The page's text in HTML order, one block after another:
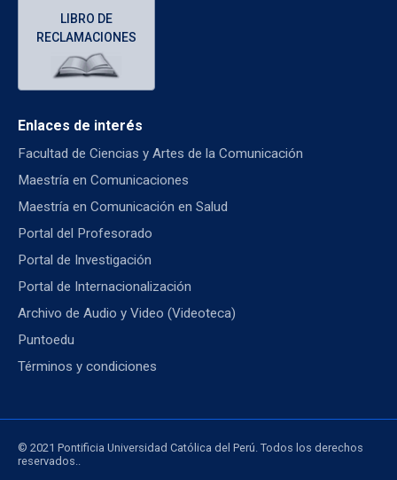
LIBRO DE
RECLAMACIONES
Enlaces de interés
Facultad de Ciencias y Artes de la Comunicación
Maestría en Comunicaciones
Maestría en Comunicación en Salud
Portal del Profesorado
Portal de Investigación
Portal de Internacionalización
Archivo de Audio y Video (Videoteca)
Puntoedu
Términos y condiciones
© 2021 Pontificia Universidad Católica del Perú. Todos los derechos
reservados..